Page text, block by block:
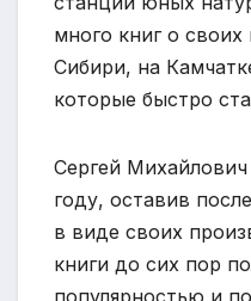
много книг о
Сибири, на
которые быстро
Сергей
году, оставив
в виде своих
книги до сих пор
популярностью и